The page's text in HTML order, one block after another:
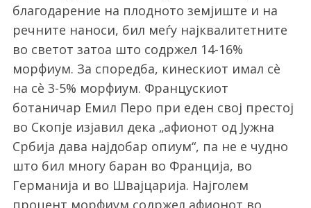
благодарение на плодното земјиште и на
речните наноси, бил меѓу најквалитетните
во светот затоа што содржел 14-16%
морфиум. За споредба, кинескиот имал сè
на сè 3-5% морфиум. Францускиот
ботаничар Емил Перо при еден свој престој
во Скопје изјавил дека „афионот од Јужна
Србија дава најдобар опиум“, па не е чудно
што бил многу баран во Франција, во
Германија и во Швајцарија. Најголем
процент морфиум содржел афионот во